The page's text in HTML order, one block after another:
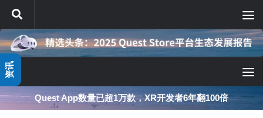
跳至内容
Quest App数量已超1万款，XR开发者6年翻100倍
资讯